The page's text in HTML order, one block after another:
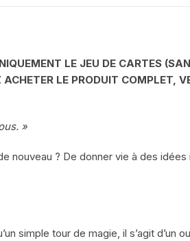
LE JEU DE CARTES
LE PRODUIT COMPLET,
»
nouveau ? De donner vie à des
simple tour de magie, il s’agit d’un